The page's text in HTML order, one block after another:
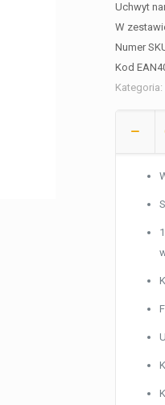
Uchwyt
W
Numer
Kod EAN
Kategoria: